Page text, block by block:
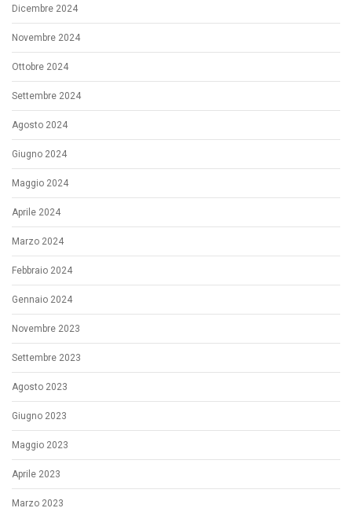
Dicembre 2024
Novembre 2024
Ottobre 2024
Settembre 2024
Agosto 2024
Giugno 2024
Maggio 2024
Aprile 2024
Marzo 2024
Febbraio 2024
Gennaio 2024
Novembre 2023
Settembre 2023
Agosto 2023
Giugno 2023
Maggio 2023
Aprile 2023
Marzo 2023